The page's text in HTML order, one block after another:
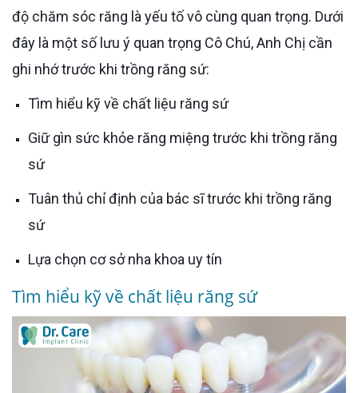
độ chăm sóc răng là yếu tố vô cùng quan trọng. Dưới
đây là một số lưu ý quan trọng Cô Chú, Anh Chị cần
ghi nhớ trước khi trồng răng sứ:
Tìm hiểu kỹ về chất liệu răng sứ
Giữ gìn sức khỏe răng miệng trước khi trồng răng
sứ
Tuân thủ chỉ định của bác sĩ trước khi trồng răng
sứ
Lựa chọn cơ sở nha khoa uy tín
Tìm hiểu kỹ về chất liệu răng sứ